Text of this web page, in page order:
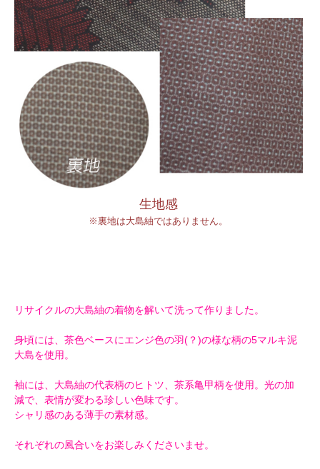
生地感
※裏地は大島紬ではありません。
リサイクルの大島紬の着物を解いて洗って作りました。
身頃には、茶色ベースにエンジ色の羽(？)の様な柄の5マルキ泥
大島を使用。
袖には、大島紬の代表柄のヒトツ、茶系亀甲柄を使用。光の加
減で、表情が変わる珍しい色味です。
シャリ感のある薄手の素材感。
それぞれの風合いをお楽しみくださいませ。